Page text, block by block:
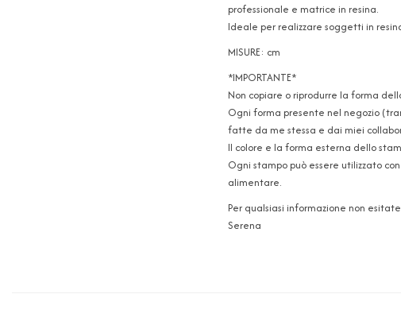
professionale e matrice in resina.
Ideale per realizzare soggetti in
MISURE: cm
*IMPORTANTE*
Non copiare o riprodurre la forma
Ogni forma presente nel negozio
fatte da me stessa e dai miei
Il colore e la forma esterna dello
Ogni stampo può essere utilizzato
alimentare.
Per qualsiasi informazione non
Serena